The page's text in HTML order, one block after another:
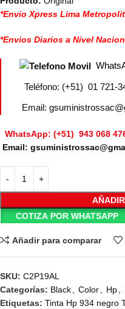
*Envio Xpress Lima
*Envios Diarios a Nivel
Teléfono: (+51) 01 721-
Email:
WhatsApp: (+51) 943 068
Email:
COTIZA POR WHATSAPP
Añadir para comparar
SKU: C2P19AL
Categorías: Black, Color, Hp,
Etiquetas: Tinta Hp 934 negro